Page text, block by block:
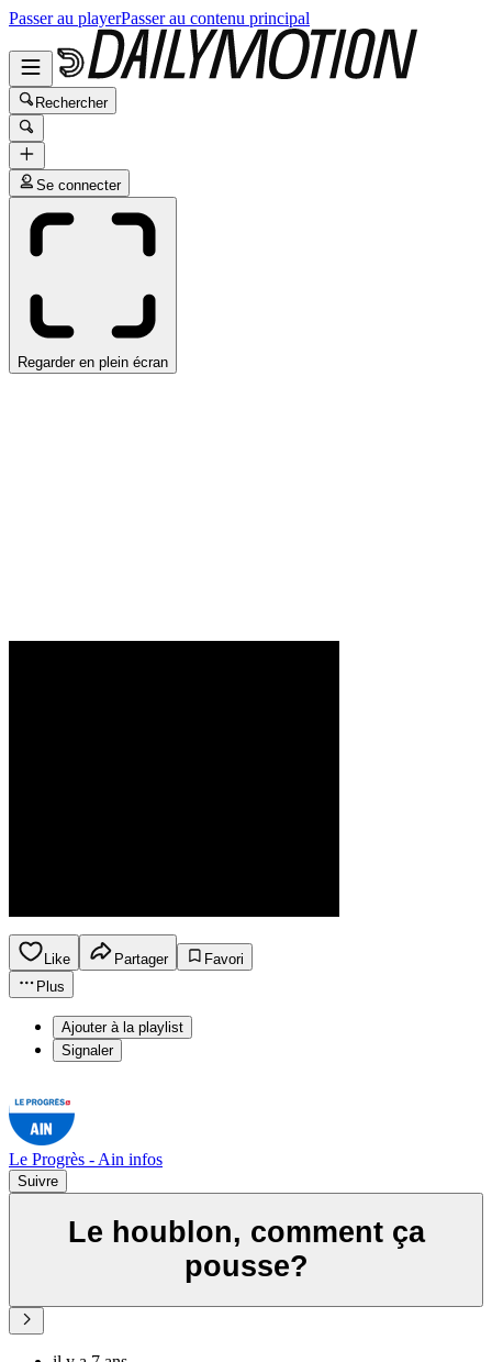
Passer au playerPasser au contenu principal
Rechercher
Se connecter
Regarder en plein écran
Like Partager
Favori
Plus
Ajouter à la playlist
Signaler
Le Progrès - Ain infos
Suivre
Le houblon, comment ça
pousse?